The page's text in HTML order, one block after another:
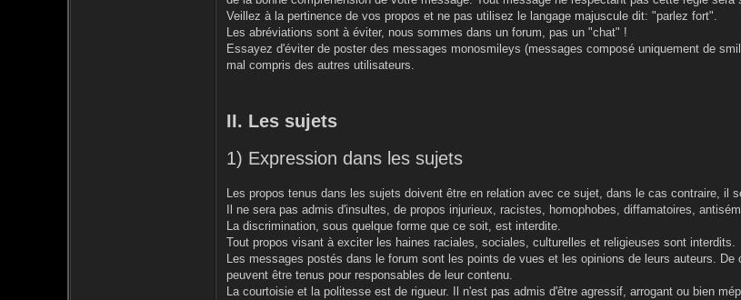
Veillez à la pertinence de vos propos et ne pas utilisez le langage majuscule dit: "parlez fort".
Les abréviations sont à éviter, nous sommes dans un forum, pas un "chat" !
Essayez d'éviter de poster des messages monosmileys (messages composé uniquement de
mal compris des autres utilisateurs.
II. Les sujets
1) Expression dans les sujets
Les propos tenus dans les sujets doivent être en relation avec ce sujet, dans le cas contraire, il
Il ne sera pas admis d'insultes, de propos injurieux, racistes, homophobes, diffamatoires,
La discrimination, sous quelque forme que ce soit, est interdite.
Tout propos visant à exciter les haines raciales, sociales, culturelles et religieuses sont interdits.
Les messages postés dans le forum sont les points de vues et les opinions de leurs auteurs.
peuvent être tenus pour responsables de leur contenu.
La courtoisie et la politesse est de rigueur. Il n'est pas admis d'être agressif, arrogant ou bien